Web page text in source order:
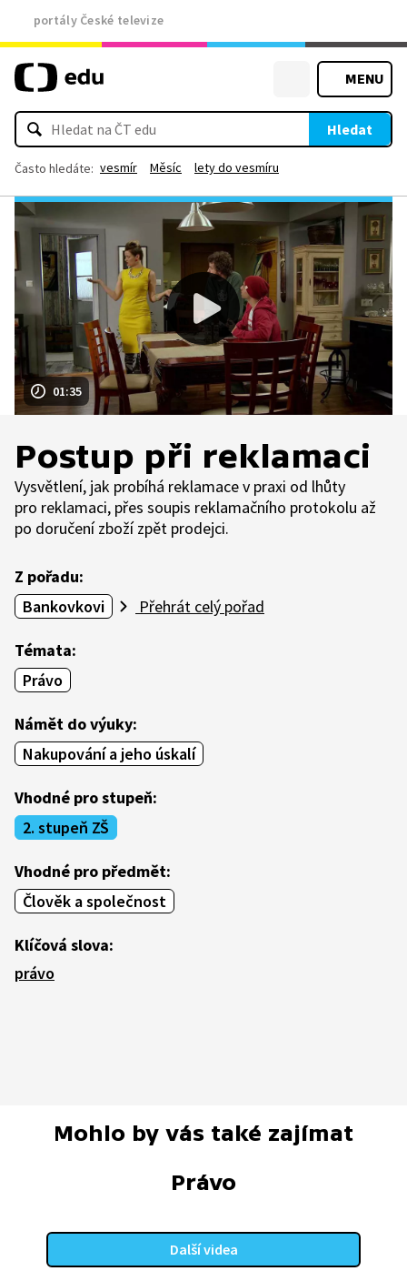
portály České televize
MENU
Hledat
Často hledáte: vesmír Měsíc lety do vesmíru
01:35
Postup při reklamaci
Vysvětlení, jak probíhá reklamace v praxi od lhůty
pro reklamaci, přes soupis reklamačního protokolu až
po doručení zboží zpět prodejci.
Z pořadu:
Bankovkovi
Přehrát celý pořad
Témata:
Právo
Námět do výuky:
Nakupování a jeho úskalí
Vhodné pro stupeň:
2. stupeň ZŠ
Vhodné pro předmět:
Člověk a společnost
Klíčová slova:
právo
Mohlo by vás také zajímat
Právo
Další videa